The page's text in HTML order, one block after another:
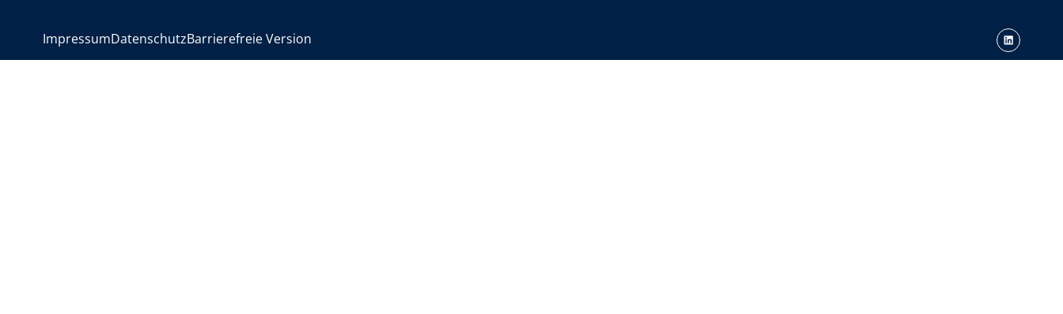
ImpressumDatenschutzBarrierefreie Version